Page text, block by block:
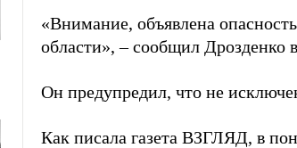
«Внимание, объявлена
области», – сообщил Дрозденко в
Он предупредил, что не
Как писала газета ВЗГЛЯД, в